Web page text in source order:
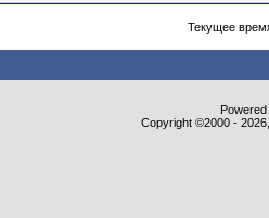
Текущее
Copyright ©2000 -